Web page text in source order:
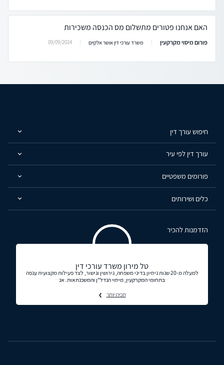
האם אנחנו פטורים מתשלום מס הכנסה משכירות
פורום מיסוי מקרקעין משרד עורכי דין אושר אלקיים 09/09/2024
חיפוש עורך דין
עורך דין לפי עיר
פורומים משפטיים
כלים ושירותים
הזדמנות להכיר
טל מירון משרד עורכי דין
למעלה מ-20 שנות ניסיון בדיני משפחה, גירושין וגישור, לצד פעילות מקצועית ענפה
בתחומי המקרקעין, מיסוי הנדל"ן והמשכנתאות. אנ
תכירו יותר